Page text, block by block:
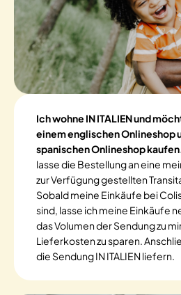
Ich wohne IN ITALIEN und
einem englischen Onlineshop
spanischen Onlineshop
lasse die Bestellung an eine
zur Verfügung gestellten
Sobald meine Einkäufe bei
sind, lasse ich meine Einkäufe
das Volumen der Sendung zu
Lieferkosten zu sparen.
die Sendung IN ITALIEN liefern.